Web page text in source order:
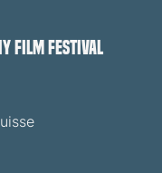
Film Festival